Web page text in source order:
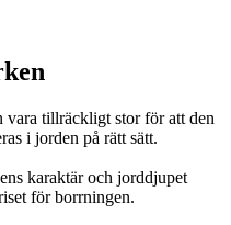
vara tillräckligt stor för att den
i jorden på rätt sätt.
karaktär och jorddjupet
för borrningen.